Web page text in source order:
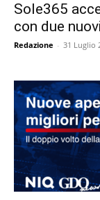
Sole365
con due
Redazione - 31 Luglio